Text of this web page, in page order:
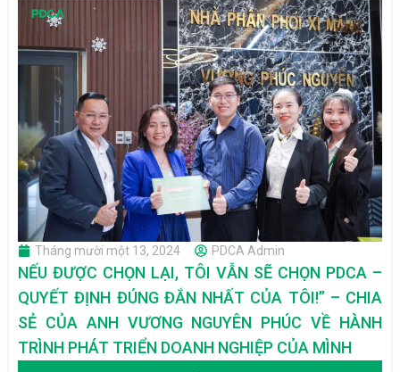
Tháng mười một 13, 2024 PDCA Admin
NẾU ĐƯỢC CHỌN LẠI, TÔI VẪN SẼ CHỌN PDCA –
QUYẾT ĐỊNH ĐÚNG ĐẮN NHẤT CỦA TÔI!” – CHIA
SẺ CỦA ANH VƯƠNG NGUYÊN PHÚC VỀ HÀNH
TRÌNH PHÁT TRIỂN DOANH NGHIỆP CỦA MÌNH